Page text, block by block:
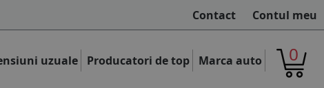
Contact Contul meu
uzuale Producatori de top Marca auto 0